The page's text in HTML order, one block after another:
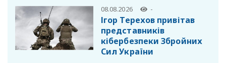
08.08.2026 -
Ігор Терехов привітав
представників
кібербезпеки Збройних
Сил України